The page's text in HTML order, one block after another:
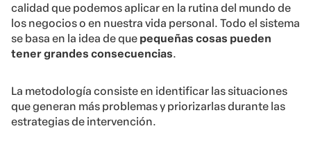
calidad que podemos aplicar en la rutina del mundo de
los negocios o en nuestra vida personal. Todo el sistema
se basa en la idea de que pequeñas cosas pueden
tener grandes consecuencias.
La metodología consiste en identificar las situaciones
que generan más problemas y priorizarlas durante las
estrategias de intervención.